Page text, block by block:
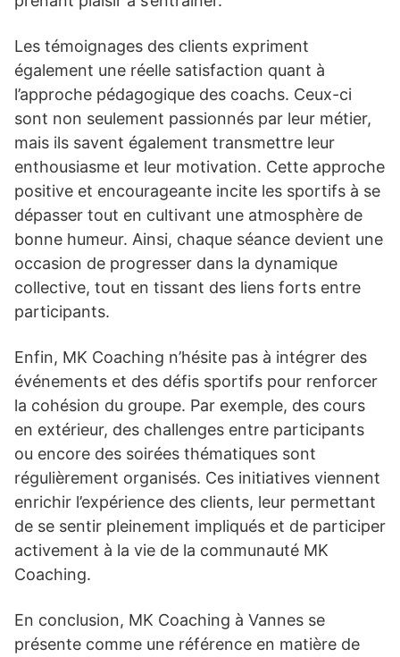
Les témoignages des clients expriment
également une réelle satisfaction quant à
l’approche pédagogique des coachs. Ceux-ci
sont non seulement passionnés par leur métier,
mais ils savent également transmettre leur
enthousiasme et leur motivation. Cette approche
positive et encourageante incite les sportifs à se
dépasser tout en cultivant une atmosphère de
bonne humeur. Ainsi, chaque séance devient une
occasion de progresser dans la dynamique
collective, tout en tissant des liens forts entre
participants.
Enfin, MK Coaching n’hésite pas à intégrer des
événements et des défis sportifs pour renforcer
la cohésion du groupe. Par exemple, des cours
en extérieur, des challenges entre participants
ou encore des soirées thématiques sont
régulièrement organisés. Ces initiatives viennent
enrichir l’expérience des clients, leur permettant
de se sentir pleinement impliqués et de participer
activement à la vie de la communauté MK
Coaching.
En conclusion, MK Coaching à Vannes se
présente comme une référence en matière de